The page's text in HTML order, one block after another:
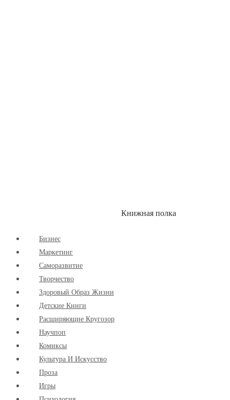
Книжная полка
Бизнес
Маркетинг
Cаморазвитие
Творчество
Здоровый Образ Жизни
Детские Книги
Расширяющие Кругозор
Научпоп
Комиксы
Культура И Искусство
Проза
Игры